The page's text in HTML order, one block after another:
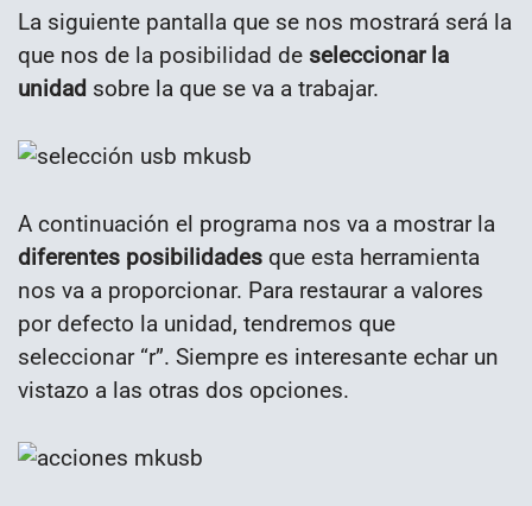
La siguiente pantalla que se nos mostrará será la
que nos de la posibilidad de seleccionar la
unidad sobre la que se va a trabajar.
A continuación el programa nos va a mostrar la
diferentes posibilidades que esta herramienta
nos va a proporcionar. Para restaurar a valores
por defecto la unidad, tendremos que
seleccionar “r”. Siempre es interesante echar un
vistazo a las otras dos opciones.